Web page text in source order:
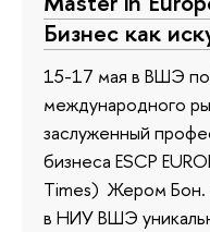
Бизнес как
15-17 мая в ВШЭ
международного
заслуженный
бизнеса ESCP
Times) Жером Бон.
в НИУ ВШЭ